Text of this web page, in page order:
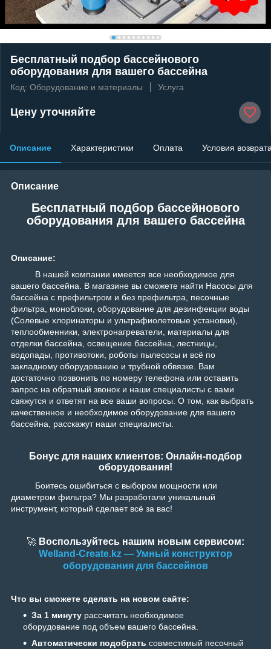
Бесплатный подбор бассейнового
оборудования для вашего бассейна
Код: Оборудование и материалы Услуга
Цену уточняйте
Описание Характеристики Оплата Условия
Описание
Бесплатный подбор бассейнового
оборудования для вашего бассейна
Описание:
В нашей компании имеется все необходимое для
вашего бассейна. В магазине вы сможете найти Насосы для
бассейна с префильтром и без префильтра, песочные
фильтра, моноблоки, оборудование для дезинфекции воды
(Солевые хлоринаторы и ультрафиолетовые установки),
теплообменники, электронагреватели, материалы для
отделки бассейна, освещение бассейна, лестницы,
водопады, противотоки, роботы пылесосы и всё по
закладному оборудованию и трубной обвязке. Вам
достаточно позвонить по номеру телефона или оставить
запрос на обратный звонок и наши специалисты с вами
свяжутся и ответят на все ваши вопросы. О том, как выбрать
качественное и необходимое оборудование для вашего
бассейна, расскажут наши специалисты.
Бонус для наших клиентов: Онлайн-подбор
оборудования!
Боитесь ошибиться с выбором мощности или
диаметром фильтра? Мы разработали уникальный
инструмент, который сделает всё за вас!
🚀 Воспользуйтесь нашим новым сервисом:
Welland-Create.kz — Умный конструктор
оборудования для бассейнов
Что вы сможете сделать на новом сайте:
За 1 минуту рассчитать необходимое
оборудование под объем вашего бассейна.
Автоматически подобрать совместимый песочный